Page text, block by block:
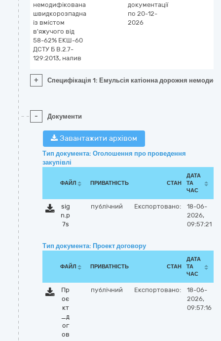
немодифікована
швидкорозпадна
із вмістом
в'яжучого від
58-62% ЕКШ-60
ДСТУ Б В.2.7-
129:2013, налив
документації
по 20-12-
2026
+ Специфікація 1: Емульсія катіонна дорожня
- Документи
Завантажити архівом
Тип документа: Оголошення про проведення
закупівлі
ФАЙЛ ПРИВАТНІСТЬ СТАН
ДАТА
ТА
ЧАС
sig
n.p
7s
публічний Експортовано:
18-06-
2026,
09:57:21
Тип документа: Проект договору
ФАЙЛ ПРИВАТНІСТЬ СТАН
ДАТА
ТА
ЧАС
Пр
оє
кт
_д
ог
ов
публічний Експортовано:
18-06-
2026,
09:57:16